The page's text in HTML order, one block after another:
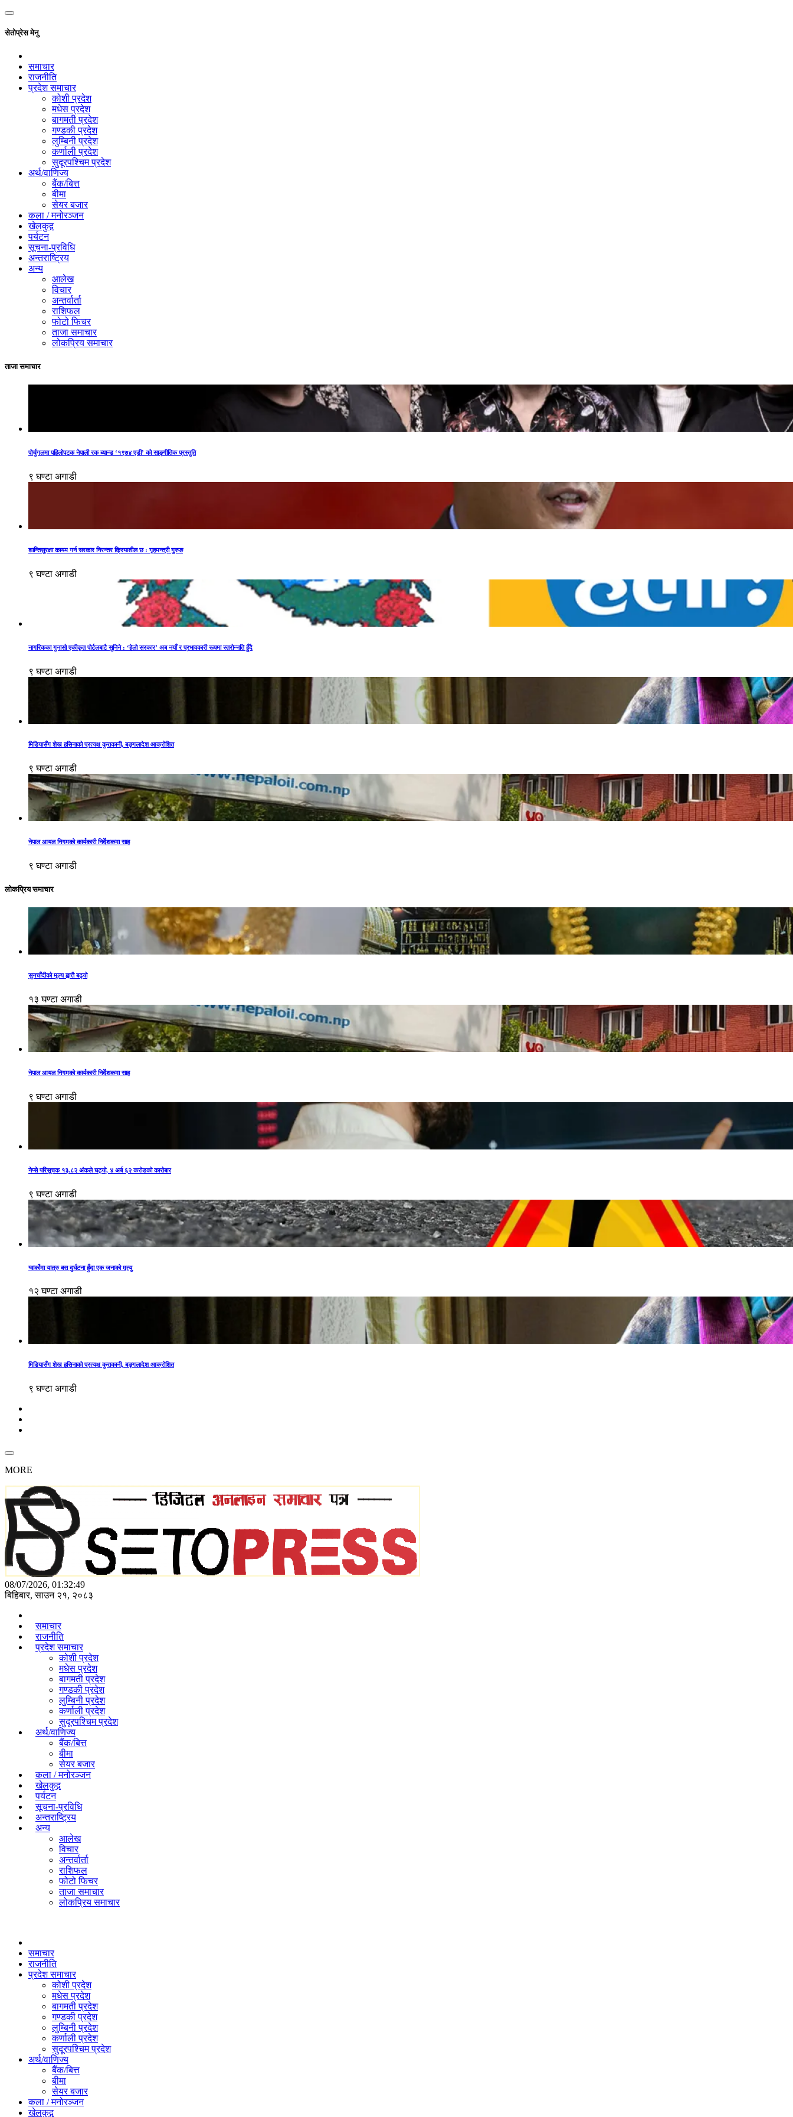
सेतोप्रेस मेनु
समाचार
राजनीति
प्रदेश समाचार
कोशी प्रदेश
मधेस प्रदेश
बागमती प्रदेश
गण्डकी प्रदेश
लुम्बिनी प्रदेश
कर्णाली प्रदेश
सुदूरपश्चिम प्रदेश
अर्थ/वाणिज्य
बैंक/बित्त
बीमा
सेयर बजार
कला / मनोरञ्जन
खेलकुद़़
पर्यटन
सूचना-प्रविधि
अन्तराष्ट्रिय
अन्य
आलेख
विचार
अन्तर्वार्ता
राशिफल
फोटो फिचर
ताजा समाचार
लोकप्रिय समाचार
ताजा समाचार
पोर्चुगलमा पहिलोपटक नेपाली रक ब्यान्ड ‘१९७४ एडी’ को साङ्गीतिक प्रस्तुति
९ घण्टा अगाडी
शान्तिसुरक्षा कायम गर्न सरकार निरन्तर क्रियाशील छ : गृहमन्त्री गुरुङ
९ घण्टा अगाडी
नागरिकका गुनासो एकीकृत पोर्टलबाटै सुनिने : ‘हेलो सरकार’ अब नयाँ र प्रभावकारी रूपमा स्तरोन्नति हुँदै
९ घण्टा अगाडी
मिडियासँग शेख हसिनाको प्रत्यक्ष कुराकानी, बङ्गलादेश आक्रोशित
९ घण्टा अगाडी
नेपाल आयल निगमको कार्यकारी निर्देशकमा साह
९ घण्टा अगाडी
लोकप्रिय समाचार
सुनचाँदीको मूल्य ह्वात्तै बढ्यो
१३ घण्टा अगाडी
नेपाल आयल निगमको कार्यकारी निर्देशकमा साह
९ घण्टा अगाडी
नेप्से परिसूचक १३.८२ अंकले घट्यो, ४ अर्ब ६२ करोडको कारोबार
९ घण्टा अगाडी
ग्वार्कोमा यात्रु बस दुर्घटना हुँदा एक जनाको मृत्यु
१२ घण्टा अगाडी
मिडियासँग शेख हसिनाको प्रत्यक्ष कुराकानी, बङ्गलादेश आक्रोशित
९ घण्टा अगाडी
MORE
08/07/2026, 01:32:49
बिहिबार, साउन २१, २०८३
समाचार
राजनीति
प्रदेश समाचार
कोशी प्रदेश
मधेस प्रदेश
बागमती प्रदेश
गण्डकी प्रदेश
लुम्बिनी प्रदेश
कर्णाली प्रदेश
सुदूरपश्चिम प्रदेश
अर्थ/वाणिज्य
बैंक/बित्त
बीमा
सेयर बजार
कला / मनोरञ्जन
खेलकुद़़
पर्यटन
सूचना-प्रविधि
अन्तराष्ट्रिय
अन्य
आलेख
विचार
अन्तर्वार्ता
राशिफल
फोटो फिचर
ताजा समाचार
लोकप्रिय समाचार
समाचार
राजनीति
प्रदेश समाचार
कोशी प्रदेश
मधेस प्रदेश
बागमती प्रदेश
गण्डकी प्रदेश
लुम्बिनी प्रदेश
कर्णाली प्रदेश
सुदूरपश्चिम प्रदेश
अर्थ/वाणिज्य
बैंक/बित्त
बीमा
सेयर बजार
कला / मनोरञ्जन
खेलकुद़़